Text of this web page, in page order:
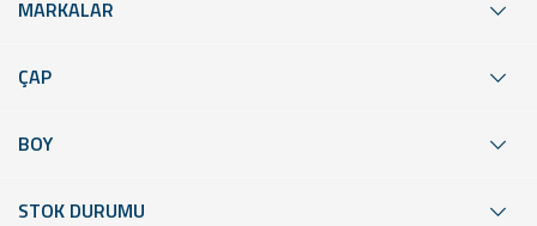
MARKALAR
ÇAP
BOY
STOK DURUMU